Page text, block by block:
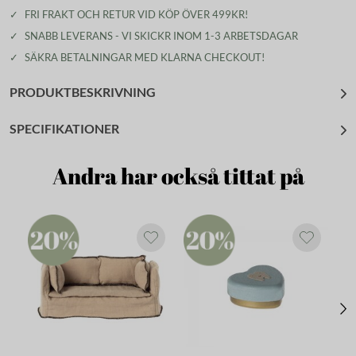
✓
FRI FRAKT OCH RETUR VID KÖP ÖVER 499KR!
✓
SNABB LEVERANS - VI SKICKR INOM 1-3 ARBETSDAGAR
✓
SÄKRA BETALNINGAR MED KLARNA CHECKOUT!
PRODUKTBESKRIVNING
SPECIFIKATIONER
Andra har också tittat på